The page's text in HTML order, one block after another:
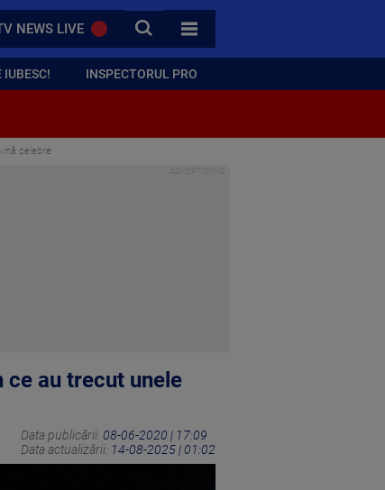
NEWS LIVE CAUTA
TOATE CATEGORIILE
IUBESC! INSPECTORUL PRO
celebre
ce au trecut unele
Data publicării: 08-06-2020 | 17:09
Data actualizării: 14-08-2025 | 01:02